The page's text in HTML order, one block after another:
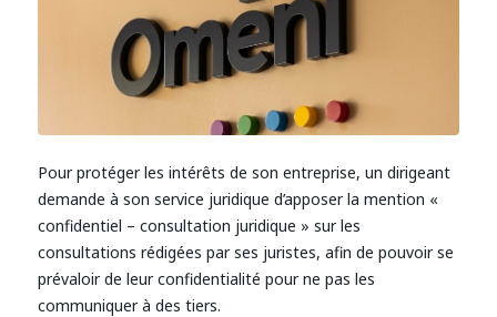
Pour protéger les intérêts de son entreprise, un dirigeant
demande à son service juridique d’apposer la mention «
confidentiel – consultation juridique » sur les
consultations rédigées par ses juristes, afin de pouvoir se
prévaloir de leur confidentialité pour ne pas les
communiquer à des tiers.